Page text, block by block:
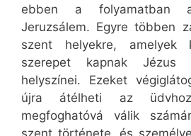
ebben a folyamatban
Jeruzsálem. Egyre többen
szent helyekre, amelyek
szerepet kapnak Jézus
helyszínei. Ezeket
újra átélheti az
megfoghatóvá válik